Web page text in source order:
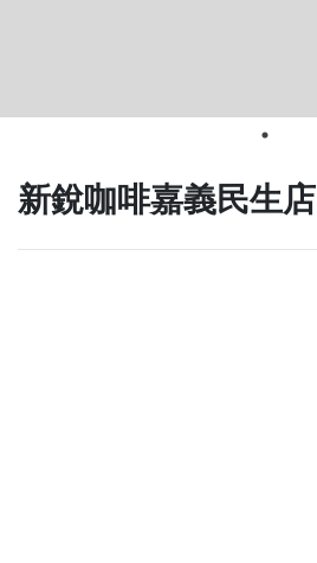
新銳咖啡嘉義民生店